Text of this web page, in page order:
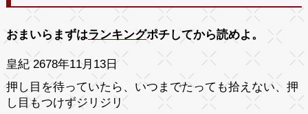
おまいらまずはランキングポチしてから読めよ。
皇紀 2678年11月13日
押し目を待っていたら、いつまでたっても拾えない、押
し目もつけずジリジリ